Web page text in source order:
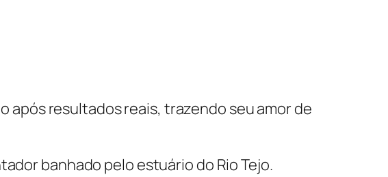
após resultados reais, trazendo seu amor de
banhado pelo estuário do Rio Tejo.